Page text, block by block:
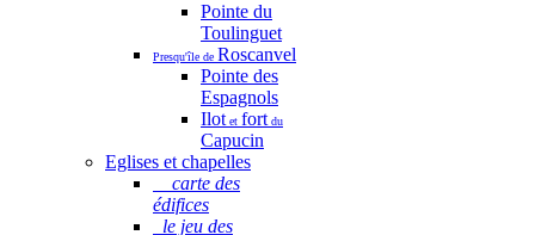
Pointe du
Toulinguet
Presqu'île de Roscanvel
Pointe des
Espagnols
Ilot et fort du
Capucin
Eglises et chapelles
carte des
édifices
le jeu des